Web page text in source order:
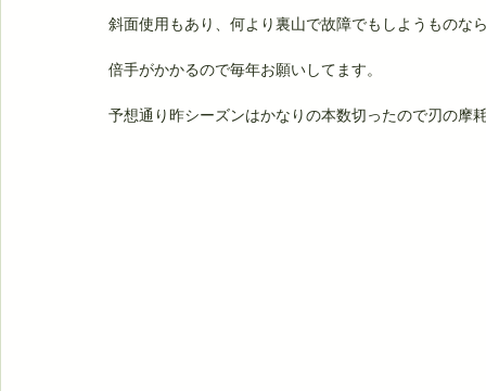
斜面使用もあり、何より裏山で故障でもしようものなら
倍手がかかるので毎年お願いしてます。
予想通り昨シーズンはかなりの本数切ったので刃の摩